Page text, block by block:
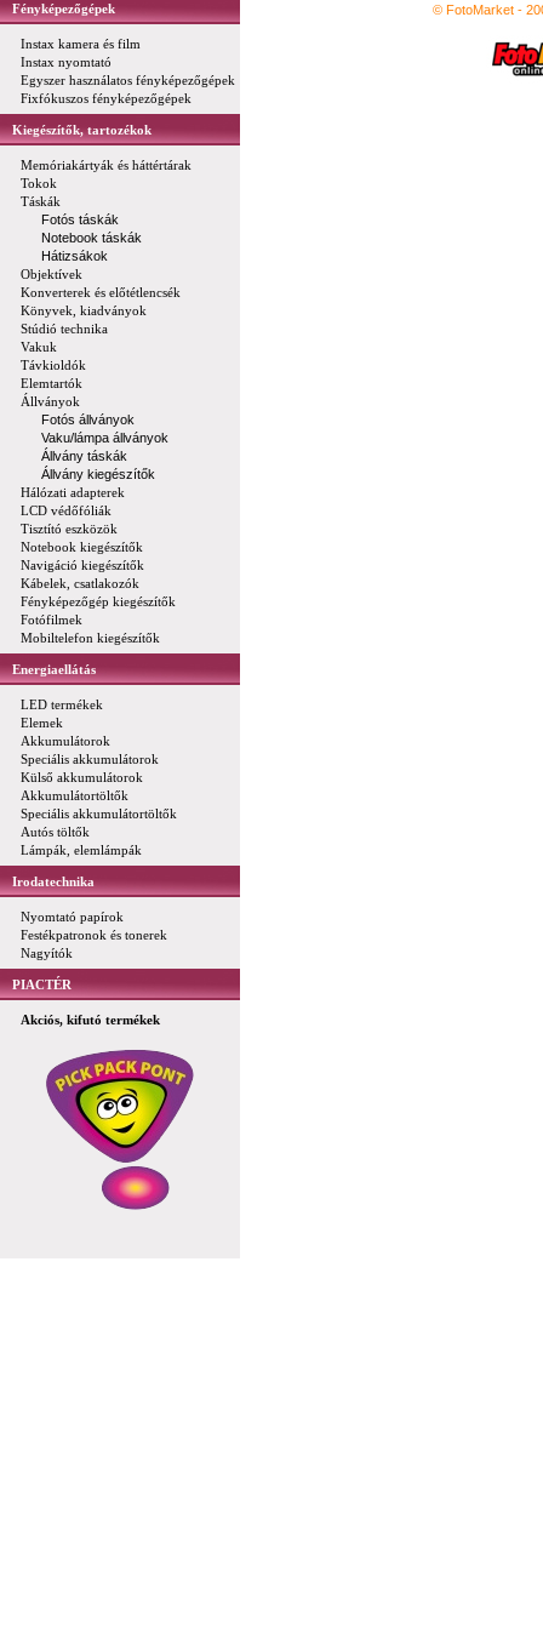
Fényképezőgépek
Instax kamera és film
Instax nyomtató
Egyszer használatos fényképezőgépek
Fixfókuszos fényképezőgépek
Kiegészítők, tartozékok
Memóriakártyák és háttértárak
Tokok
Táskák
Fotós táskák
Notebook táskák
Hátizsákok
Objektívek
Konverterek és előtétlencsék
Könyvek, kiadványok
Stúdió technika
Vakuk
Távkioldók
Elemtartók
Állványok
Fotós állványok
Vaku/lámpa állványok
Állvány táskák
Állvány kiegészítők
Hálózati adapterek
LCD védőfóliák
Tisztító eszközök
Notebook kiegészítők
Navigáció kiegészítők
Kábelek, csatlakozók
Fényképezőgép kiegészítők
Fotófilmek
Mobiltelefon kiegészítők
Energiaellátás
LED termékek
Elemek
Akkumulátorok
Speciális akkumulátorok
Külső akkumulátorok
Akkumulátortöltők
Speciális akkumulátortöltők
Autós töltők
Lámpák, elemlámpák
Irodatechnika
Nyomtató papírok
Festékpatronok és tonerek
Nagyítók
PIACTÉR
Akciós, kifutó termékek
© FotoMarket -